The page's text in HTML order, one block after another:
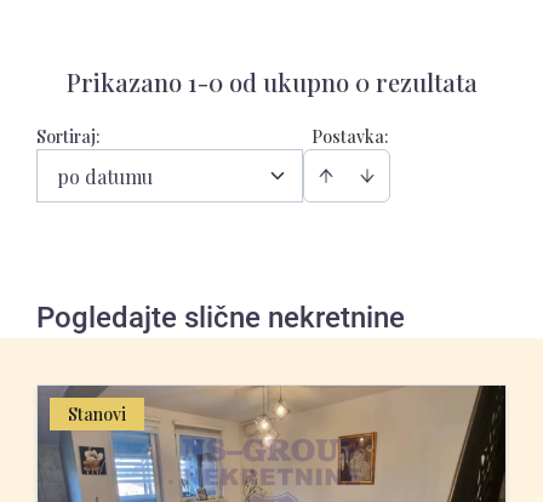
Prikazano 1-0 od ukupno 0 rezultata
Postavka:
Sortiraj:
po datumu
Pogledajte slične nekretnine
Stanovi